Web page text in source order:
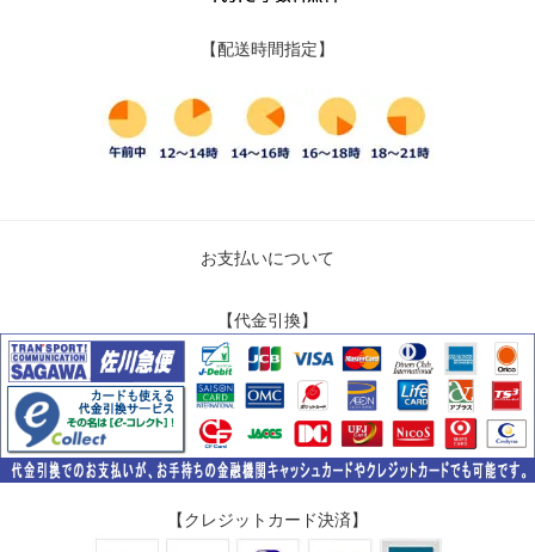
【配送時間指定】
お支払いについて
【代金引換】
【クレジットカード決済】